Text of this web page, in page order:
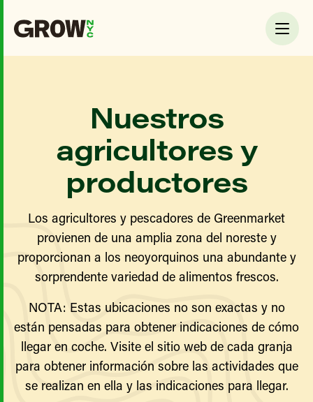
Nuestros
agricultores y
productores
Los agricultores y pescadores de Greenmarket
provienen de una amplia zona del noreste y
proporcionan a los neoyorquinos una abundante y
sorprendente variedad de alimentos frescos.
NOTA: Estas ubicaciones no son exactas y no
están pensadas para obtener indicaciones de cómo
llegar en coche. Visite el sitio web de cada granja
para obtener información sobre las actividades que
se realizan en ella y las indicaciones para llegar.